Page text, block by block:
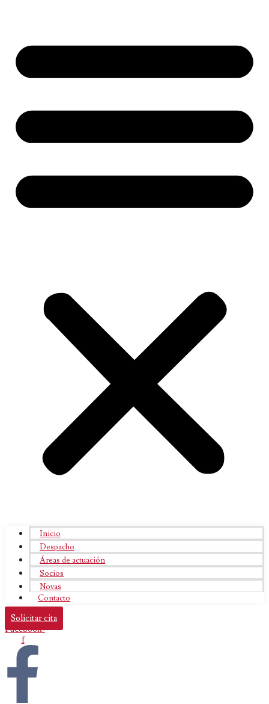
Inicio
Despacho
Áreas de actuación
Socios
Novas
Contacto
Solicitar cita
Facebook-
f